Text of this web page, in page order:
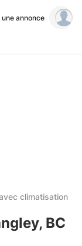
annonce
climatisation
BC